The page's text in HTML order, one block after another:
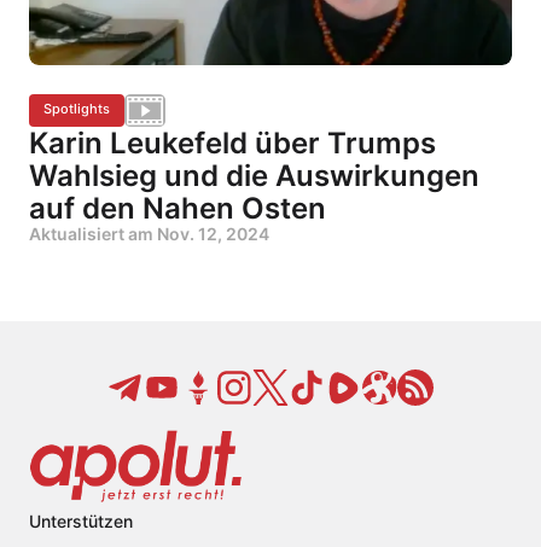
Spotlights
Karin Leukefeld über Trumps
Wahlsieg und die Auswirkungen
auf den Nahen Osten
Aktualisiert am Nov. 12, 2024
Unterstützen